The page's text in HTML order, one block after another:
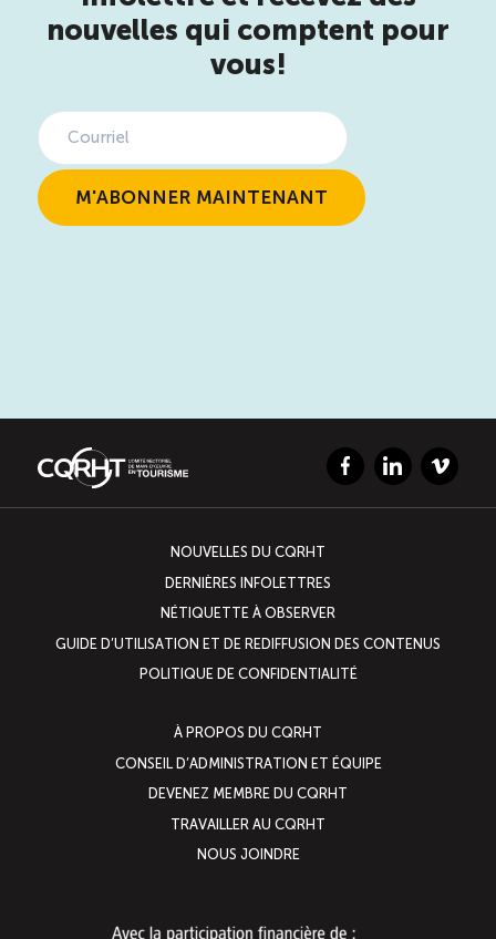
nouvelles qui comptent pour
vous!
FacebookLinkedInVimeo
NOUVELLES DU CQRHT
DERNIÈRES INFOLETTRES
NÉTIQUETTE À OBSERVER
GUIDE D’UTILISATION ET DE REDIFFUSION DES CONTENUS
POLITIQUE DE CONFIDENTIALITÉ
À PROPOS DU CQRHT
CONSEIL D’ADMINISTRATION ET ÉQUIPE
DEVENEZ MEMBRE DU CQRHT
TRAVAILLER AU CQRHT
NOUS JOINDRE